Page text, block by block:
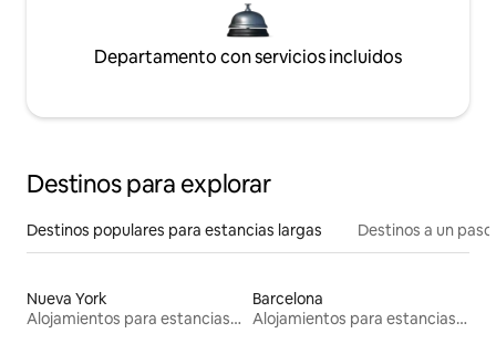
Departamento con servicios incluidos
Destinos para explorar
Destinos populares para estancias largas Destinos a un
Nueva York
Alojamientos para estancias largas
Barcelona
Alojamientos para estancias largas